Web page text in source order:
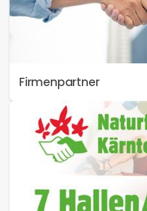
Firmenpartner